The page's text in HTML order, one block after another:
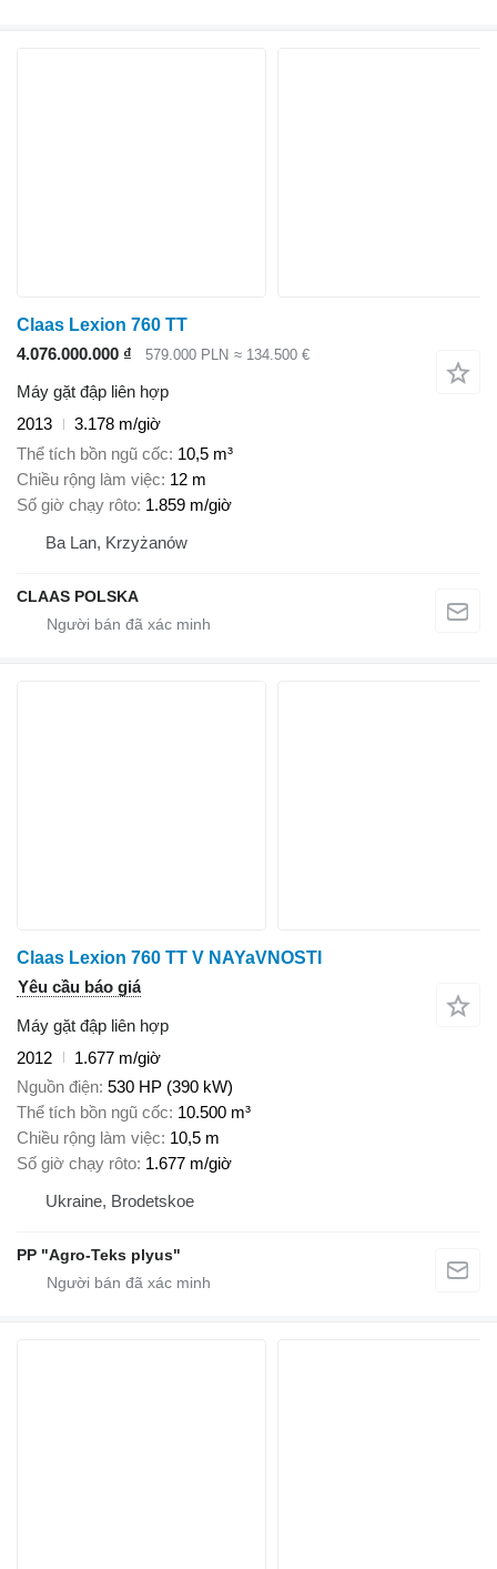
Claas Lexion 760 TT
4.076.000.000 ₫
579.000 PLN ≈ 134.500 €
Máy gặt đập liên hợp
2013
3.178 m/giờ
Thể tích bồn ngũ cốc 10,5 m³
Chiều rộng làm việc 12 m
Số giờ chạy rôto 1.859 m/giờ
Ba Lan, Krzyżanów
CLAAS POLSKA
Claas Lexion 760 TT V NAYaVNOSTI
Yêu cầu báo giá
Máy gặt đập liên hợp
2012
1.677 m/giờ
Nguồn điện 530 HP (390 kW)
Thể tích bồn ngũ cốc 10.500 m³
Chiều rộng làm việc 10,5 m
Số giờ chạy rôto 1.677 m/giờ
Ukraine, Brodetskoe
PP "Agro-Teks plyus"